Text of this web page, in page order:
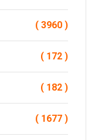
( 3960 )
( 172 )
( 182 )
( 1677 )